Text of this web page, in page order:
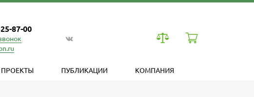
87-00
ПРОЕКТЫ ПУБЛИКАЦИИ КОМПАНИЯ